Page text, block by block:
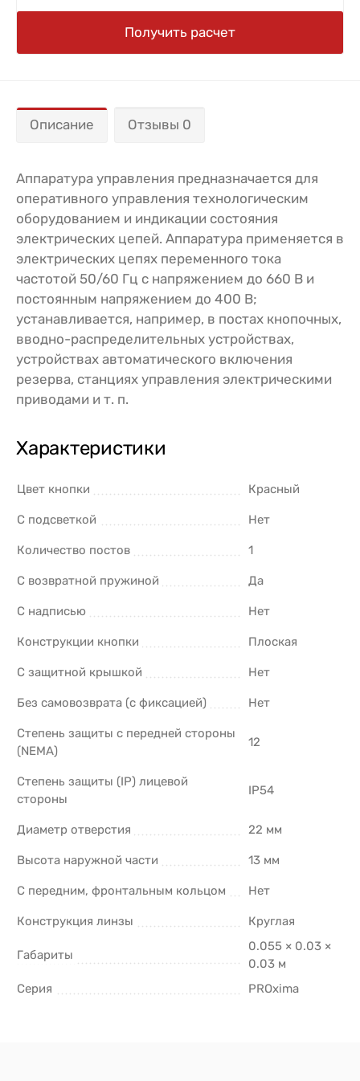
Получить расчет
Описание Отзывы 0
Аппаратура управления предназначается для
оперативного управления технологическим
оборудованием и индикации состояния
электрических цепей. Аппаратура применяется в
электрических цепях переменного тока
частотой 50/60 Гц с напряжением до 660 В и
постоянным напряжением до 400 В;
устанавливается, например, в постах кнопочных,
вводно-распределительных устройствах,
устройствах автоматического включения
резерва, станциях управления электрическими
приводами и т. п.
Характеристики
Цвет кнопки Красный
С подсветкой Нет
Количество постов 1
С возвратной пружиной Да
С надписью Нет
Конструкции кнопки Плоская
С защитной крышкой Нет
Без самовозврата (с фиксацией) Нет
Степень защиты с передней стороны
(NEMA)
12
Степень защиты (IP) лицевой
стороны
IP54
Диаметр отверстия 22 мм
Высота наружной части 13 мм
С передним, фронтальным кольцом Нет
Конструкция линзы Круглая
Габариты
0.055 × 0.03 ×
0.03 м
Серия
PROxima